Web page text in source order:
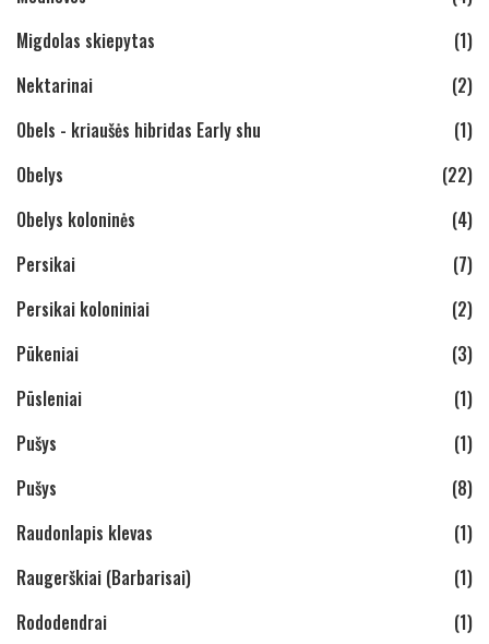
Migdolas skiepytas
(1)
Nektarinai
(2)
Obels - kriaušės hibridas Early shu
(1)
Obelys
(22)
Obelys koloninės
(4)
Persikai
(7)
Persikai koloniniai
(2)
Pūkeniai
(3)
Pūsleniai
(1)
Pušys
(1)
Pušys
(8)
Raudonlapis klevas
(1)
Raugerškiai (Barbarisai)
(1)
Rododendrai
(1)